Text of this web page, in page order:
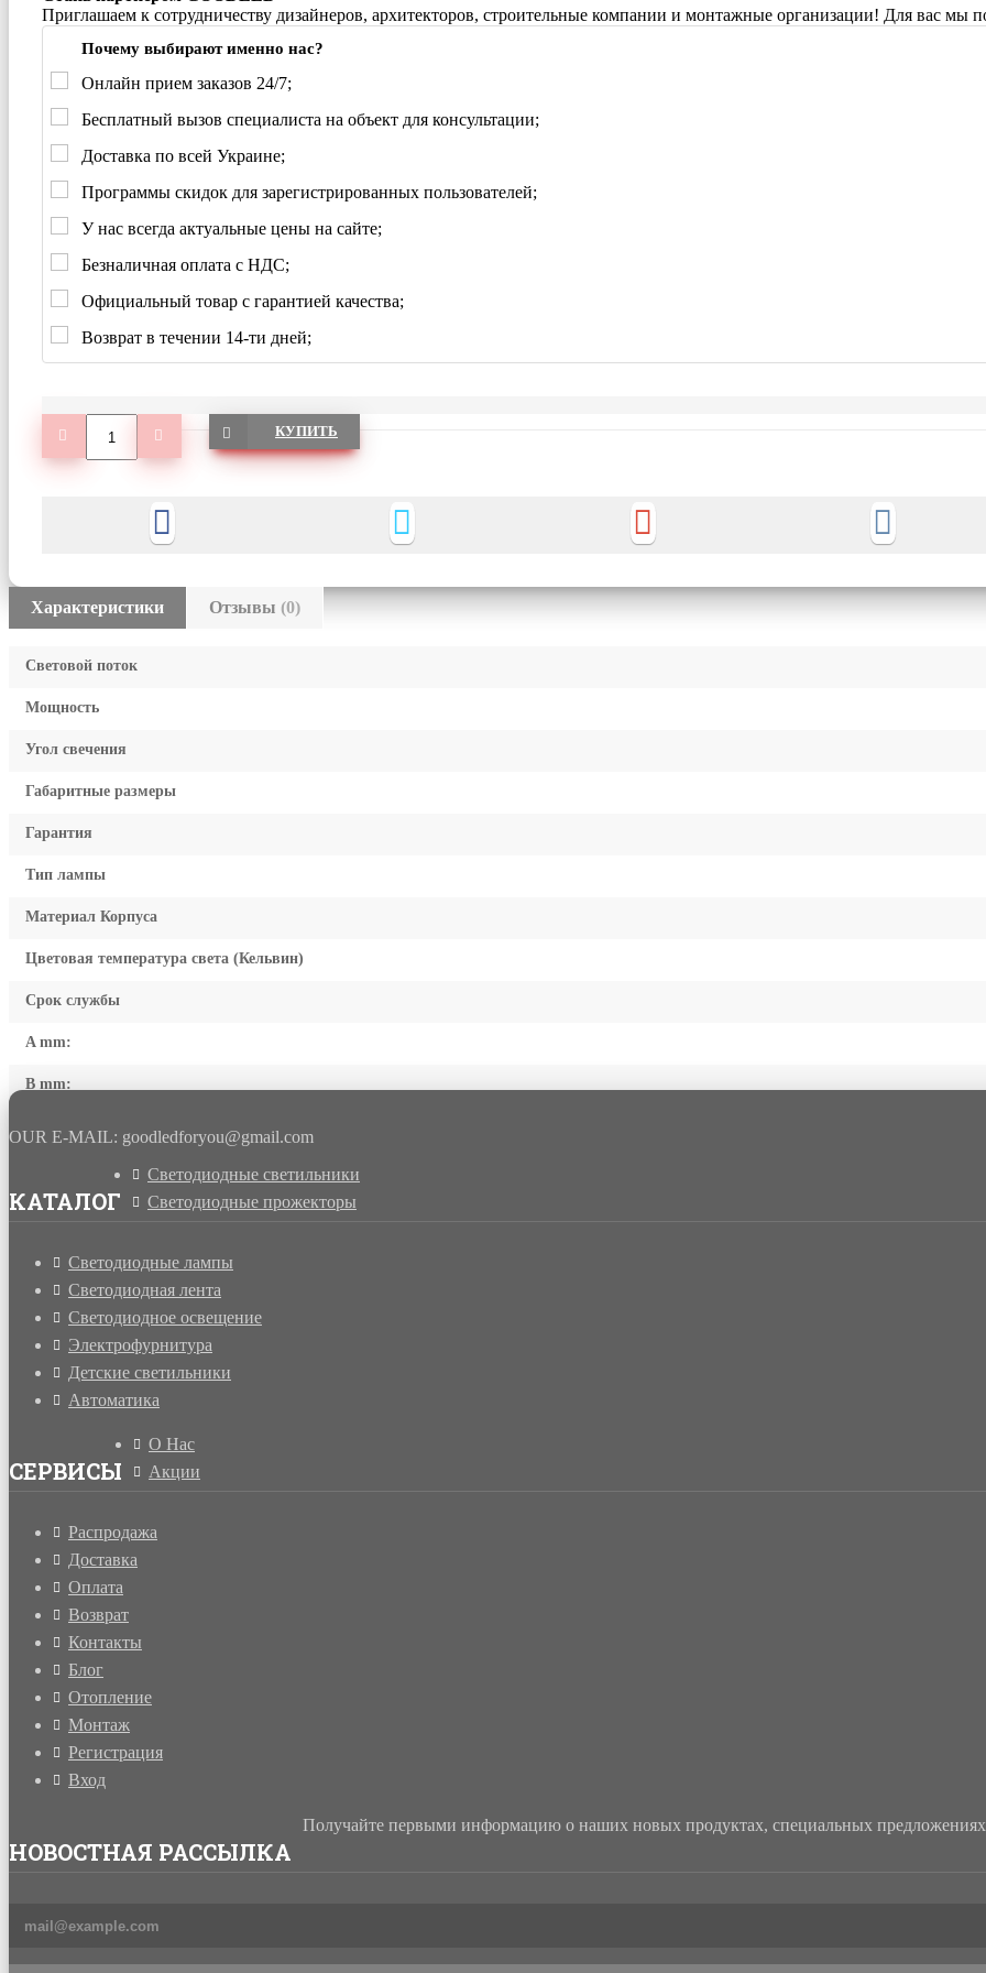
Приглашаем к сотрудничеству дизайнеров, архитекторов, строительные компании и монтажные организации! Для вас мы
Почему выбирают именно нас?
Онлайн прием заказов 24/7;
Бесплатный вызов специалиста на объект для консультации;
Доставка по всей Украине;
Программы скидок для зарегистрированных пользователей;
У нас всегда актуальные цены на сайте;
Безналичная оплата с НДС;
Официальный товар с гарантией качества;
Возврат в течении 14-ти дней;
КУПИТЬ
Характеристики Отзывы (0)
Световой поток
Мощность
Угол свечения
Габаритные размеры
Гарантия
Тип лампы
Материал Корпуса
Цветовая температура света (Кельвин)
Срок службы
A mm:
B mm:
OUR E-MAIL: goodledforyou@gmail.cоm
КАТАЛОГ
Светодиодные светильники
Светодиодные прожекторы
Светодиодные лампы
Светодиодная лента
Светодиодное освещение
Электрофурнитура
Детские светильники
Автоматика
СЕРВИСЫ
О Нас
Акции
Распродажа
Доставка
Оплата
Возврат
Контакты
Блог
Отопление
Монтаж
Регистрация
Вход
НОВОСТНАЯ РАССЫЛКА
Получайте первыми информацию о наших новых продуктах, специальных